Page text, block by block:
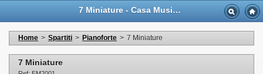
7 Miniature - Casa Musicale Eco
Home > Spartiti > Pianoforte > 7 Miniature
7 Miniature